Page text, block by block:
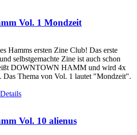
Vol. 1 Mondzeit
Hamms ersten Zine Club! Das erste
selbstgemachte Zine ist auch schon
DOWNTOWN HAMM und wird 4x
Das Thema von Vol. 1 lautet "Mondzeit".
Details
Vol. 10 alienus